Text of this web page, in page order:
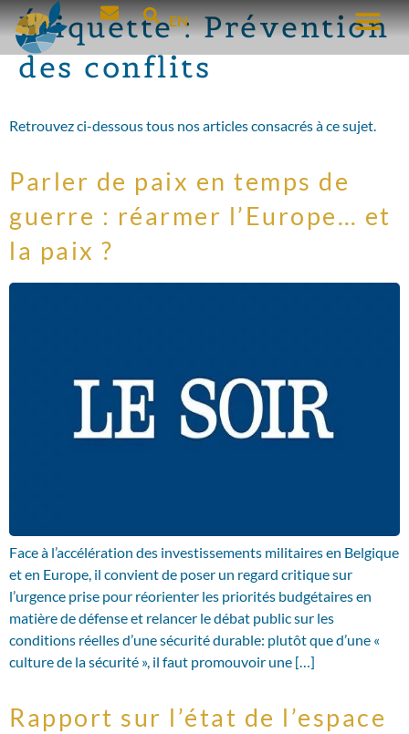
EN
Étiquette :Prévention
des conflits
Retrouvez ci-dessous tous nos articles consacrés à ce sujet.
Parler de paix en temps de
guerre : réarmer l’Europe… et
la paix ?
Face à l’accélération des investissements militaires en Belgique
et en Europe, il convient de poser un regard critique sur
l’urgence prise pour réorienter les priorités budgétaires en
matière de défense et relancer le débat public sur les
conditions réelles d’une sécurité durable: plutôt que d’une «
culture de la sécurité », il faut promouvoir une […]
Rapport sur l’état de l’espace